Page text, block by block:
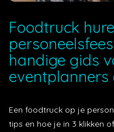
Foodtruck
handige gids
eventplanners
Een foodtruck op je
tips en hoe je in 3 klikken